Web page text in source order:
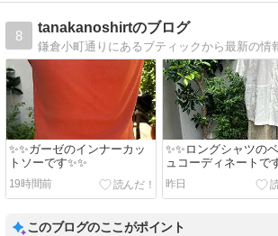
8
tanakanoshirtのブログ
鎌倉小町通りにあるブティックから最新の情
✨✨ガーゼのインナーカッ
トソーです✨✨
19時間前
✨✨ロングシャツの
ュコーディネートで
昨日
このブログのここがポイント